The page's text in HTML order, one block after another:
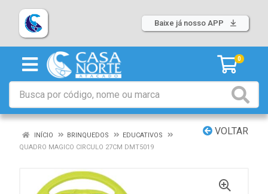
Baixe já nosso APP
0
VOLTAR
INÍCIO BRINQUEDOS
EDUCATIVOS
QUADRO MAGICO CIRCULO 27CM DMT5019